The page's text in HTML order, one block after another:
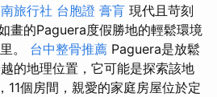
旅行社 台胞證 膏肓 現代且苛刻
畫的Paguera度假勝地的輕鬆環境
。 台中整骨推薦 Paguera是放鬆
的地理位置，它可能是探索該地
11個房間，親愛的家庭房屋位於定